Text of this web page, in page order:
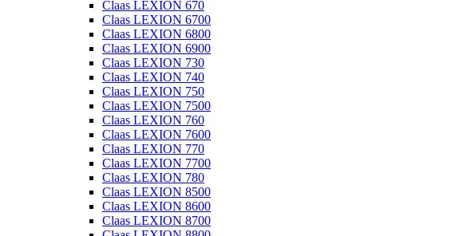
Claas LEXION 670
Claas LEXION 6700
Claas LEXION 6800
Claas LEXION 6900
Claas LEXION 730
Claas LEXION 740
Claas LEXION 750
Claas LEXION 7500
Claas LEXION 760
Claas LEXION 7600
Claas LEXION 770
Claas LEXION 7700
Claas LEXION 780
Claas LEXION 8500
Claas LEXION 8600
Claas LEXION 8700